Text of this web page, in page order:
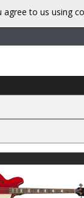
to us using